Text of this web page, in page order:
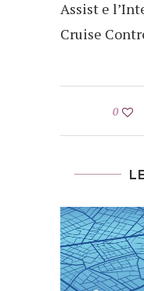
Assist e
Cruise
0